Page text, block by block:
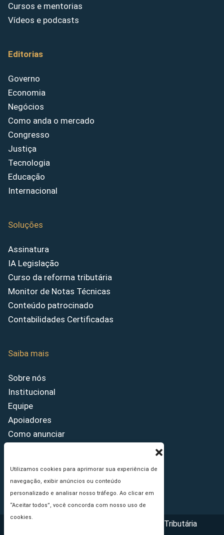
Utilizamos cookies para aprimorar sua experiência de
navegação, exibir anúncios ou conteúdo
personalizado e analisar nosso tráfego. Ao clicar em
“Aceitar todos”, você concorda com nosso uso de
cookies.
Cursos e mentorias
Vídeos e podcasts
Editorias
Governo
Economia
Negócios
Como anda o mercado
Congresso
Justiça
Tecnologia
Educação
Internacional
Soluções
Assinatura
IA Legislação
Curso da reforma tributária
Monitor de Notas Técnicas
Conteúdo patrocinado
Contabilidades Certificadas
Saiba mais
Sobre nós
Institucional
Equipe
Apoiadores
Como anunciar
Princípios Editoriais
Copyright © 2026 - Portal da Reforma Tributária